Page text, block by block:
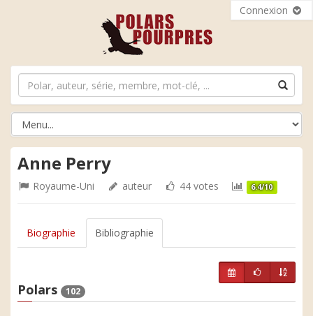
Connexion
Anne Perry
Royaume-Uni auteur 44 votes 6.4/10
Biographie Bibliographie
Polars 102